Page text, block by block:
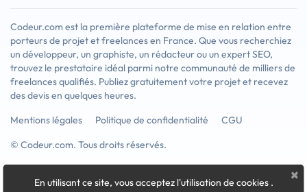
Codeur.com est la première plateforme de mise en relation entre
porteurs de projet et freelances en France. Que vous recherchiez
un développeur, un graphiste, un rédacteur ou un expert SEO,
trouvez le prestataire idéal parmi notre communauté de milliers de
freelances qualifiés. Publiez gratuitement votre projet et recevez
des devis en quelques heures.
Mentions légales
Politique de confidentialité
CGU
© Codeur.com. Tous droits réservés.
×
En utilisant ce site, vous acceptez l'utilisation de cookies .